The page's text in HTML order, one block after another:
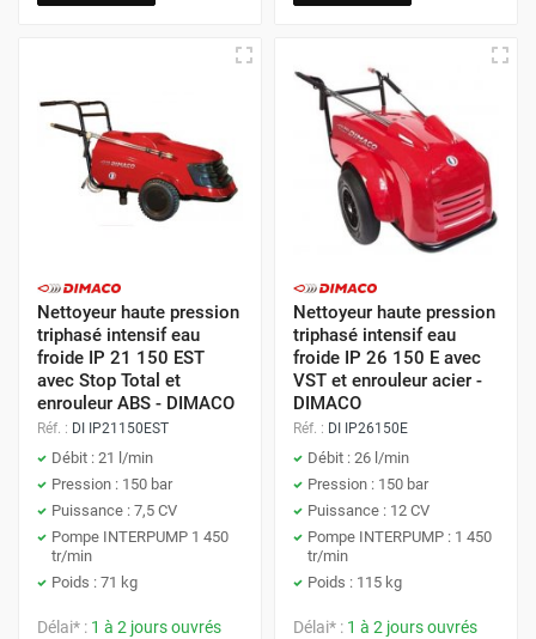
Nettoyeur haute pression
triphasé intensif eau
froide IP 21 150 EST
avec Stop Total et
enrouleur ABS - DIMACO
Réf. : DI IP21150EST
Débit : 21 l/min
Pression : 150 bar
Puissance : 7,5 CV
Pompe INTERPUMP 1 450
tr/min
Poids : 71 kg
Délai* : 1 à 2 jours ouvrés
Nettoyeur haute pression
triphasé intensif eau
froide IP 26 150 E avec
VST et enrouleur acier -
DIMACO
Réf. : DI IP26150E
Débit : 26 l/min
Pression : 150 bar
Puissance : 12 CV
Pompe INTERPUMP : 1 450
tr/min
Poids : 115 kg
Délai* : 1 à 2 jours ouvrés